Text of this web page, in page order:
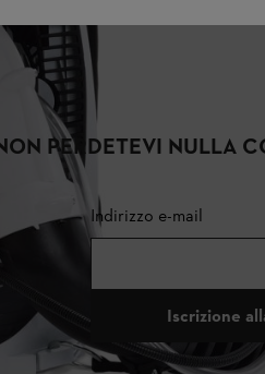
PERDETEVI NULLA
Indirizzo e-mail
Iscrizione